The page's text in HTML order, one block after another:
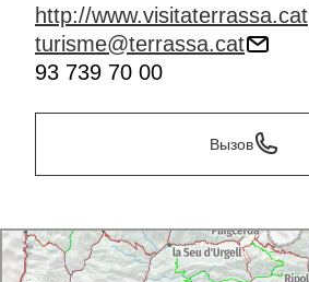
http://www.visitaterrassa.cat
turisme@terrassa.cat
93 739 70 00
Вызов